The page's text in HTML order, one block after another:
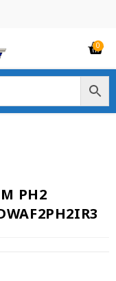
PH2